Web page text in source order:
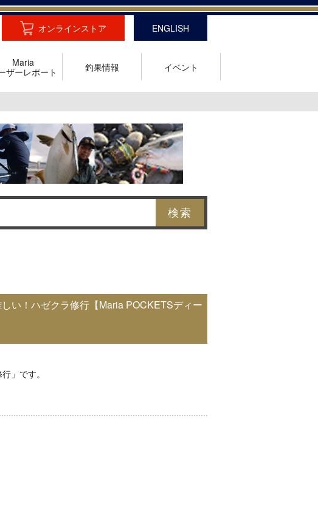
オンラインストア ENGLISH
Maria
ザーレポート
釣果情報 イベント
い！ハゼクラ修行【Maria POCKETSディー
」です。